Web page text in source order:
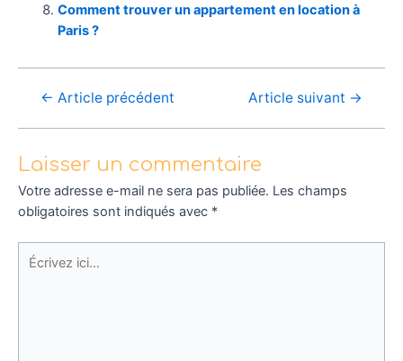
Comment trouver un appartement en location à
Paris ?
← Article précédent Article suivant →
Laisser un commentaire
Votre adresse e-mail ne sera pas publiée. Les champs
obligatoires sont indiqués avec *
Écrivez
ici…